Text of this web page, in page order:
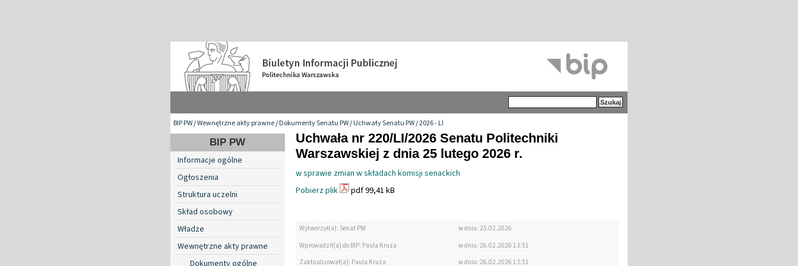
BIP PW/Wewnętrzne akty prawne/Dokumenty Senatu PW/Uchwały Senatu PW/2026 - LI
BIP PW
Informacje ogólne
Ogłoszenia
Struktura uczelni
Skład osobowy
Władze
Wewnętrzne akty prawne
Dokumenty ogólne
Uchwała nr 220/LI/2026 Senatu Politechniki
Warszawskiej z dnia 25 lutego 2026 r.
w sprawie zmian w składach komisji senackich
Pobierz plik
pdf 99,41 kB
Wytworzył(a): Senat PW
w dniu: 25.02.2026
Wprowadził(a) do BIP: Paula Kruza
w dniu: 26.02.2026 13:51
Zaktualizował(a): Paula Kruza
w dniu: 26.02.2026 13:51